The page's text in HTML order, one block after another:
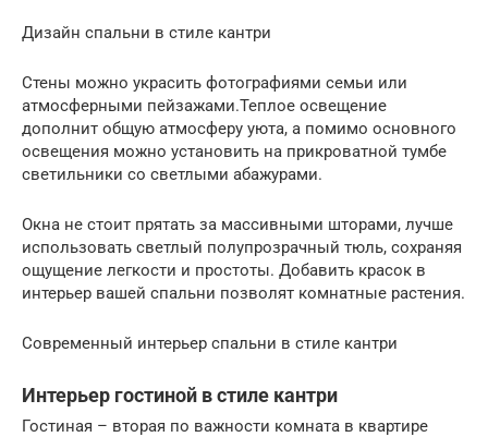
Дизайн спальни в стиле кантри
Стены можно украсить фотографиями семьи или
атмосферными пейзажами.Теплое освещение
дополнит общую атмосферу уюта, а помимо основного
освещения можно установить на прикроватной тумбе
светильники со светлыми абажурами.
Окна не стоит прятать за массивными шторами, лучше
использовать светлый полупрозрачный тюль, сохраняя
ощущение легкости и простоты. Добавить красок в
интерьер вашей спальни позволят комнатные растения.
Современный интерьер спальни в стиле кантри
Интерьер гостиной в стиле кантри
Гостиная – вторая по важности комната в квартире